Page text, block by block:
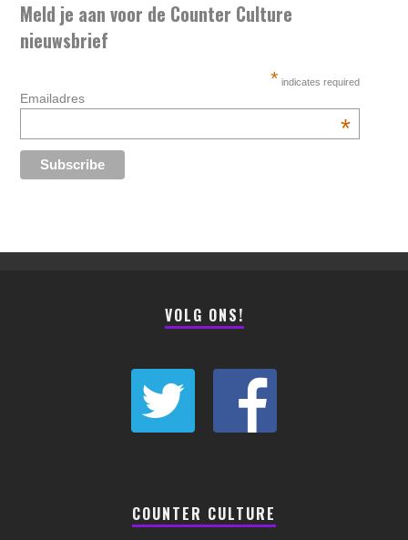
Meld je aan voor de Counter Culture
nieuwsbrief
* indicates required
Emailadres
*
VOLG ONS!
COUNTER CULTURE